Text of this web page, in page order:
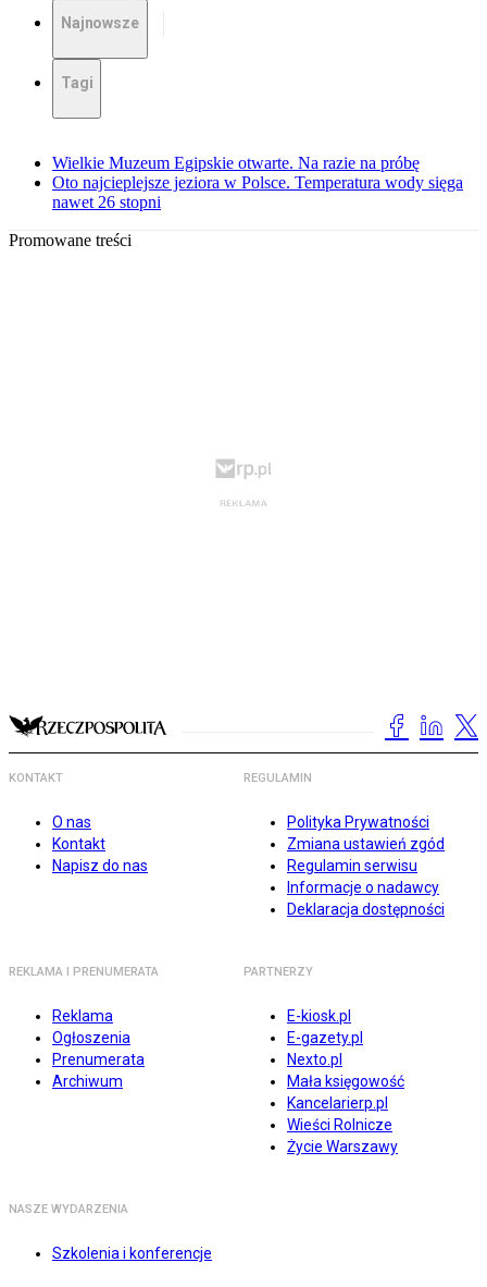
Najnowsze
Tagi
Wielkie Muzeum Egipskie otwarte. Na razie na próbę
Oto najcieplejsze jeziora w Polsce. Temperatura wody sięga
nawet 26 stopni
Promowane treści
KONTAKT
O nas
Kontakt
Napisz do nas
REGULAMIN
Polityka Prywatności
Zmiana ustawień zgód
Regulamin serwisu
Informacje o nadawcy
Deklaracja dostępności
REKLAMA I PRENUMERATA
Reklama
Ogłoszenia
Prenumerata
Archiwum
PARTNERZY
E-kiosk.pl
E-gazety.pl
Nexto.pl
Mała księgowość
Kancelarierp.pl
Wieści Rolnicze
Życie Warszawy
NASZE WYDARZENIA
Szkolenia i konferencje